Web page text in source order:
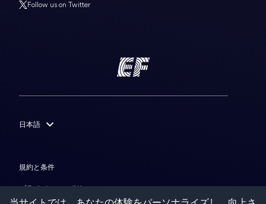
Follow us on Twitter
日本語
Français
Deutsch
規約と条件
プライバシー・ポリシー